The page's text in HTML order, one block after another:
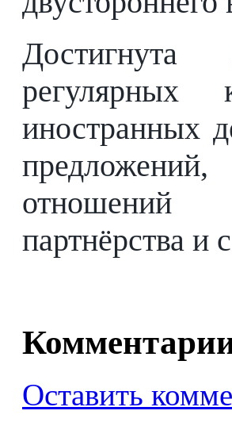
Достигнута
регулярных
иностранных
отношений
партнёрства и
Оставить